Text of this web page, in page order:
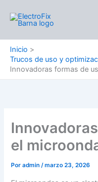
contenido
Inicio
Trucos de uso y
Innovadoras formas de
el
Poradmin/marzo 23, 2026